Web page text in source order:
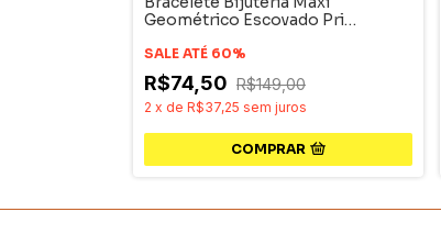
Geométrico Escovado Pri
SALE ATÉ 60%
R$74,50 R$149,00
2 x de R$37,25 sem juros
COMPRAR